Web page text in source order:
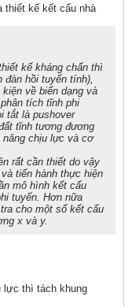
kế kết cấu nhà
kế kháng chấn thì
đàn hồi tuyến tính),
về biến dạng và
tích tĩnh phi
tắt là pushover
tĩnh tương đương
năng chịu lực và cơ
rất cần thiết do vậy
tiến hành thực hiện
mô hình kết cấu
tuyến. Hơn nữa
cho một số kết cấu
x và y.
lực thì tách khung